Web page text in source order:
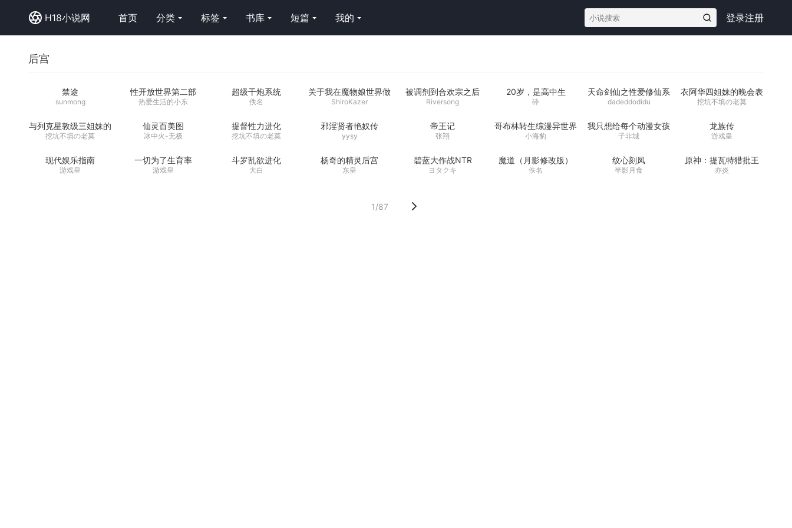
H18小说网 登录注册
首页 分类 标签 书库 短篇 我的
后宫
禁途
sunmong
性开放世界第二部
热爱生活的小东
超级干炮系统
佚名
关于我在魔物娘世界做
生意的那些事
ShiroKazer
被调剂到合欢宗之后
Riversong
20岁，是高中生
砕
天命剑仙之性爱修仙系
统
dadeddodidu
衣阿华四姐妹的晚会表
演
挖坑不填の老莫
与列克星敦级三姐妹的
海边假日
挖坑不填の老莫
仙灵百美图
冰中火-无极
提督性力进化
挖坑不填の老莫
邪淫贤者艳奴传
yysy
帝王记
张翔
哥布林转生综漫异世界
小海豹
我只想给每个动漫女孩
一个家
子非城
龙族传
游戏皇
现代娱乐指南
游戏皇
一切为了生育率
游戏皇
斗罗乱欲进化
大白
杨奇的精灵后宫
东皇
碧蓝大作战NTR
ヨタクキ
魔道（月影修改版）
佚名
纹心刻凤
半影月食
原神：提瓦特猎批王
亦炎
1/87